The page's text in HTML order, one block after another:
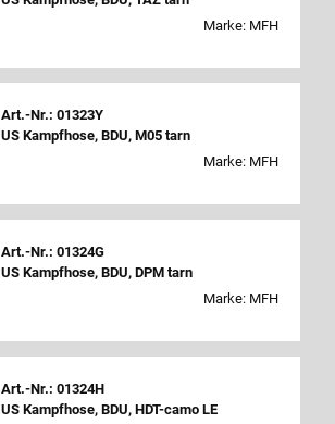
Marke: MFH
Art.-Nr.: 01323Y
US Kampfhose, BDU, M05 tarn
Marke: MFH
Art.-Nr.: 01324G
US Kampfhose, BDU, DPM tarn
Marke: MFH
Art.-Nr.: 01324H
US Kampfhose, BDU, HDT-camo LE